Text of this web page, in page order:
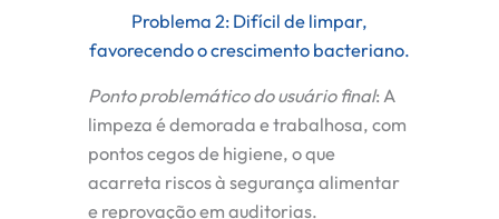
Problema 2: Difícil de limpar,
favorecendo o crescimento bacteriano.
Ponto problemático do usuário final: A
limpeza é demorada e trabalhosa, com
pontos cegos de higiene, o que
acarreta riscos à segurança alimentar
e reprovação em auditorias.